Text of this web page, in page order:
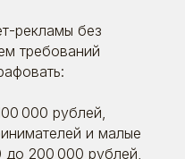
рекламы без
требований
000 рублей,
и малые
до 200 000 рублей,